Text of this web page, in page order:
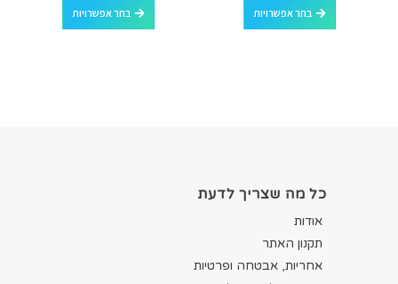
בחר אפשרויות בחר אפשרויות
כל מה שצריך לדעת
אודות
תקנון האתר
אחריות, אבטחה ופרטיות